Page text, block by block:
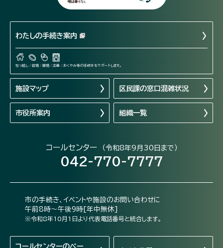
わたしの手続き案内
引っ越し / 結婚 / 離婚 / 出産 / おくやみ等の手続きをサポートします。
施設マップ 区民課の窓口混雑状況
市役所案内 組織一覧
コールセンター （令和8年9月30日まで）
042-770-7777
市の手続き、イベントや施設のお問い合わせに
午前8時～午後9時[年中無休]
※令和8年10月1日より代表電話番号と統合します。
コールセンターのペー